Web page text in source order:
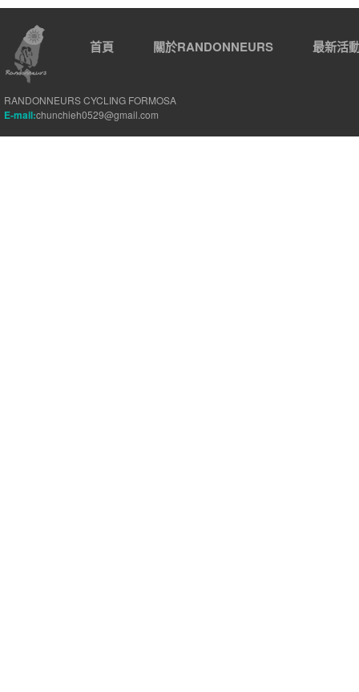
首頁 關於RANDONNEURS 最新活
RANDONNEURS CYCLING FORMOSA
E-mail:chunchieh0529@gmail.com